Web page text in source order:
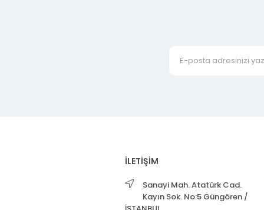
İLETİŞİM
Sanayi Mah. Atatürk Cad.
Kayın Sok. No:5 Güngören /